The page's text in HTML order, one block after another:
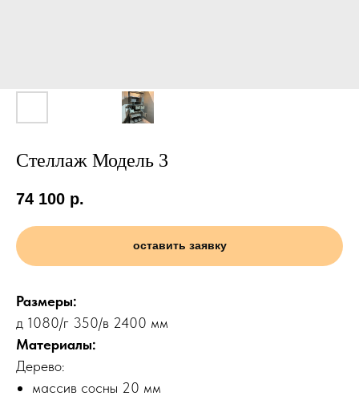
Стеллаж Модель 3
74 100 р.
оставить заявку
Размеры:
д 1080/г 350/в 2400 мм
Материалы:
Дерево:
массив сосны 20 мм